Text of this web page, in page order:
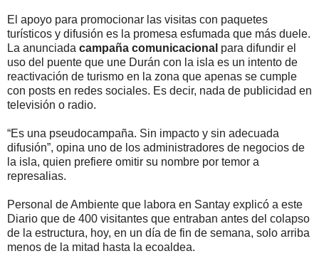
El apoyo para promocionar las visitas con paquetes
turísticos y difusión es la promesa esfumada que más duele.
La anunciada campaña comunicacional para difundir el
uso del puente que une Durán con la isla es un intento de
reactivación de turismo en la zona que apenas se cumple
con posts en redes sociales. Es decir, nada de publicidad en
televisión o radio.
“Es una pseudocampaña. Sin impacto y sin adecuada
difusión”, opina uno de los administradores de negocios de
la isla, quien prefiere omitir su nombre por temor a
represalias.
Personal de Ambiente que labora en Santay explicó a este
Diario que de 400 visitantes que entraban antes del colapso
de la estructura, hoy, en un día de fin de semana, solo arriba
menos de la mitad hasta la ecoaldea.